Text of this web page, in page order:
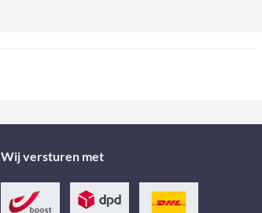
Wij versturen met